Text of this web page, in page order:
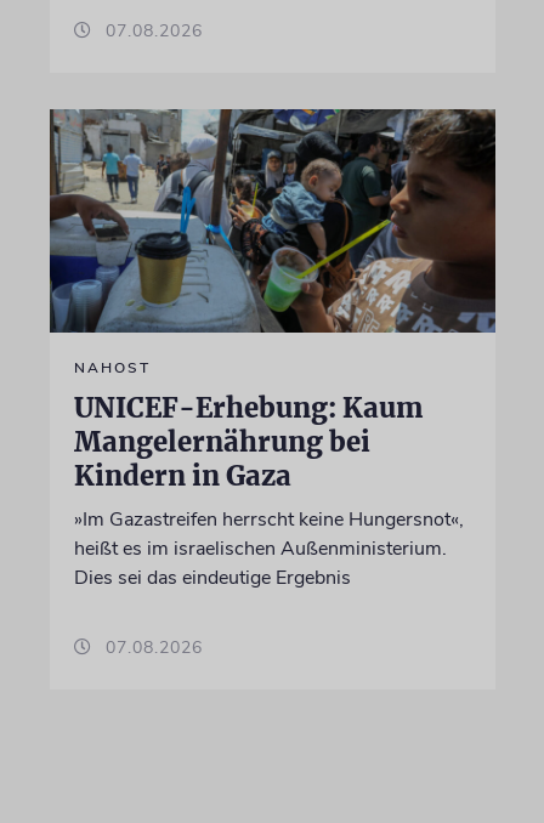
07.08.2026
NAHOST
UNICEF-Erhebung: Kaum
Mangelernährung bei
Kindern in Gaza
»Im Gazastreifen herrscht keine Hungersnot«,
heißt es im israelischen Außenministerium.
Dies sei das eindeutige Ergebnis
07.08.2026